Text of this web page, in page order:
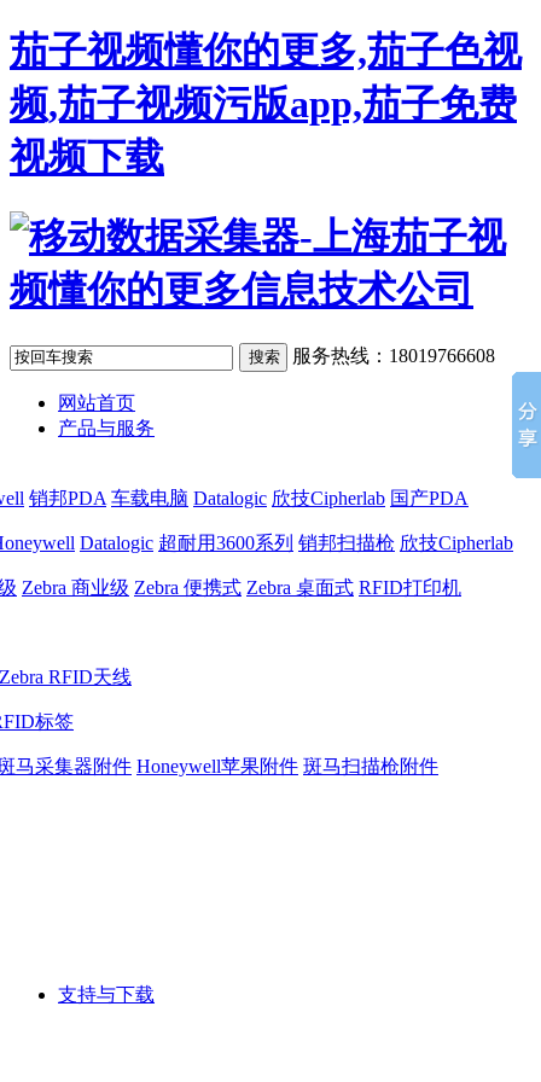
茄子视频懂你的更多,茄子色视
频,茄子视频污版app,茄子免费
视频下载
服务热线：18019766608
网站首页
产品与服务
销邦PDA 车载电脑 Datalogic 欣技Cipherlab 国产PDA
Datalogic 超耐用3600系列 销邦扫描枪 欣技Cipherlab
Zebra 商业级 Zebra 便携式 Zebra 桌面式 RFID打印机
Zebra RFID天线
标签
马采集器附件 Honeywell苹果附件 斑马扫描枪附件
支持与下载